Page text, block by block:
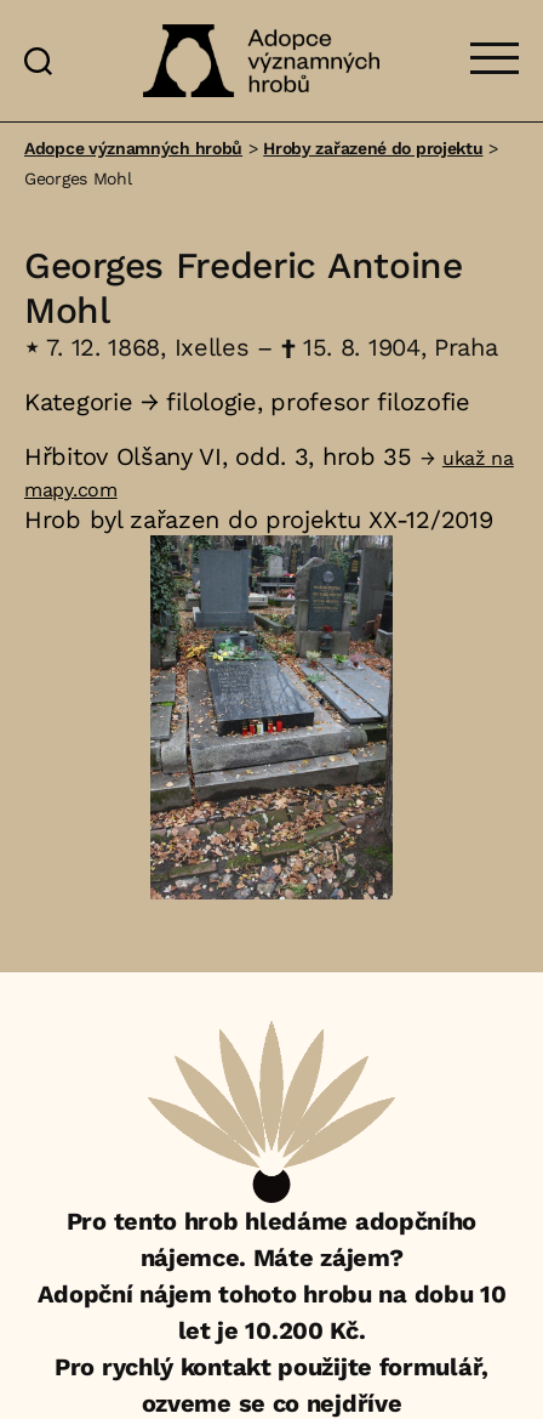
významných
Adopce významných hrobů > Hroby zařazené do projektu >
Georges Mohl
Georges Frederic Antoine
Mohl
⋆ 7. 12. 1868, Ixelles – †15. 8. 1904, Praha
Kategorie →filologie, profesor filozofie
Hřbitov Olšany VI, odd. 3, hrob 35 → ukaž na
mapy.com
Hrob byl zařazen do projektu XX-12/2019
Pro tento hrob hledáme adopčního
nájemce. Máte zájem?
Adopční nájem tohoto hrobu na dobu 10
let je 10.200 Kč.
Pro rychlý kontakt použijte formulář,
ozveme se co nejdříve